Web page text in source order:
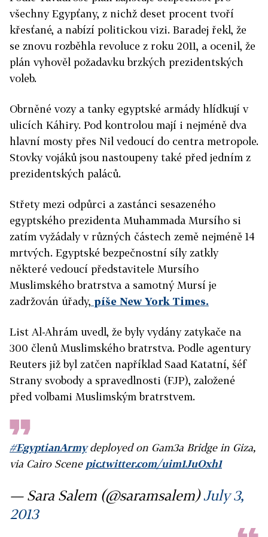
všechny Egypťany, z nichž deset procent tvoří
křesťané, a nabízí politickou vizi. Baradej řekl, že
se znovu rozběhla revoluce z roku 2011, a ocenil, že
plán vyhověl požadavku brzkých prezidentských
voleb.
Obrněné vozy a tanky egyptské armády hlídkují v
ulicích Káhiry. Pod kontrolou mají i nejméně dva
hlavní mosty přes Nil vedoucí do centra metropole.
Stovky vojáků jsou nastoupeny také před jedním z
prezidentských paláců.
Střety mezi odpůrci a zastánci sesazeného
egyptského prezidenta Muhammada Mursího si
zatím vyžádaly v různých částech země nejméně 14
mrtvých. Egyptské bezpečnostní síly zatkly
některé vedoucí představitele Mursího
Muslimského bratrstva a samotný Mursí je
zadržován úřady, píše New York Times.
List Al-Ahrám uvedl, že byly vydány zatykače na
300 členů Muslimského bratrstva. Podle agentury
Reuters již byl zatčen například Saad Katatní, šéf
Strany svobody a spravedlnosti (FJP), založené
před volbami Muslimským bratrstvem.
#EgyptianArmydeployed on Gam3a Bridge in Giza,
via Cairo Scene pic.twitter.com/uim1JuOxh1
— Sara Salem (@saramsalem)July 3,
2013